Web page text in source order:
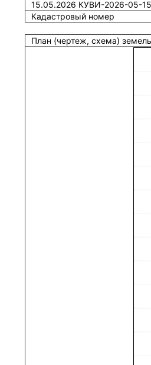
15.05.2026 КУВИ-2026-05-
Кадастровый номер
План (чертеж, схема)